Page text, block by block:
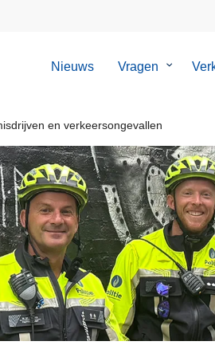
Nieuws Vragen
en verkeersongevallen